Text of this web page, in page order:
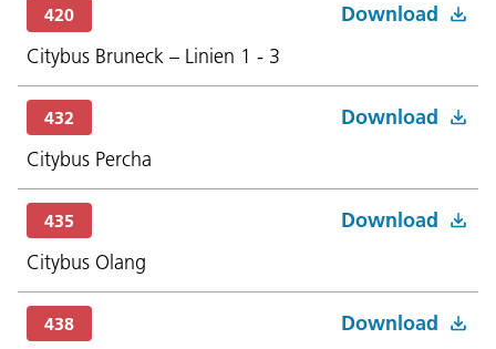
420
Download
Citybus Bruneck – Linien 1 - 3
432
Download
Citybus Percha
435
Download
Citybus Olang
438
Download